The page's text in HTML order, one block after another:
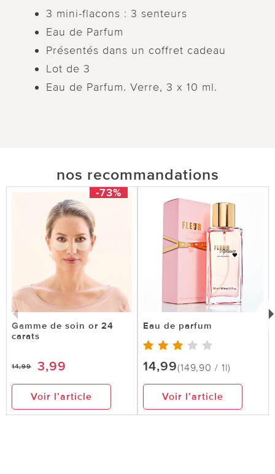
3 mini-flacons : 3 senteurs
Eau de Parfum
Présentés dans un coffret cadeau
Lot de 3
Eau de Parfum. Verre, 3 x 10 ml.
nos recommandations
-73%
Gamme de soin or 24
carats
14,99 3,99
Voir l’article
Eau de parfum
14,99(149,90 / 1l)
Voir l’article